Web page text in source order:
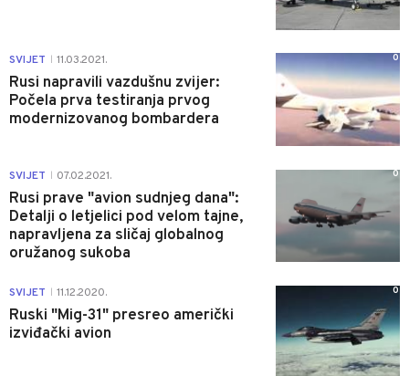
SVIJET 11.03.2021.
Rusi napravili vazdušnu zvijer:
Počela prva testiranja prvog
modernizovanog bombardera
0
SVIJET 07.02.2021.
Rusi prave "avion sudnjeg dana":
Detalji o letjelici pod velom tajne,
napravljena za sličaj globalnog
oružanog sukoba
0
SVIJET 11.12.2020.
Ruski "Mig-31" presreo američki
izviđački avion
0